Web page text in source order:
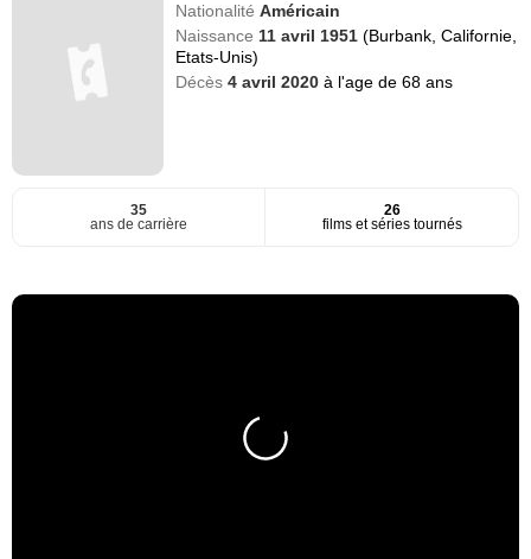
NationalitéAméricain
Naissance 11 avril 1951(Burbank, Californie,
Etats-Unis)
Décès4 avril 2020à l'age de 68 ans
35
ans de carrière
26
films et séries tournés